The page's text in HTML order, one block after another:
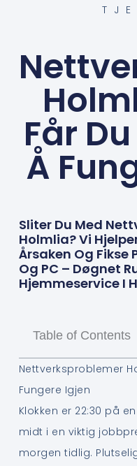
Får
Å
Sliter Du Med
Holmlia? Vi
Årsaken Og Fikse
Og PC – Døgnet
Hjemmeservice I
Table of Contents
Nettverksproblemer
Fungere Igjen
Klokken er 22:30 på
midt i en viktig
morgen tidlig.